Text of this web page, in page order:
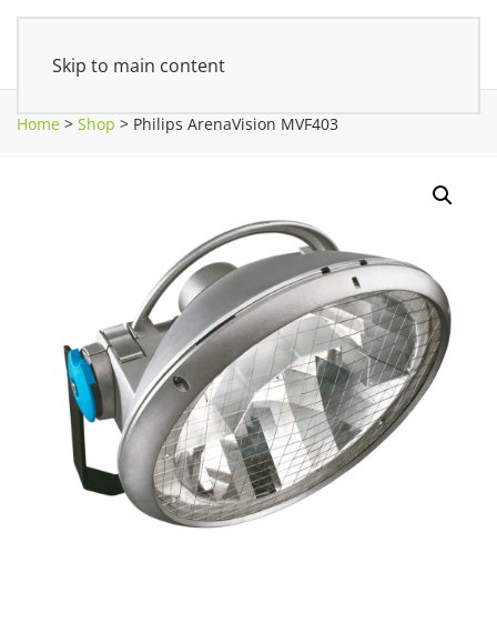
Skip to main content
Home > Shop > Philips ArenaVision MVF403